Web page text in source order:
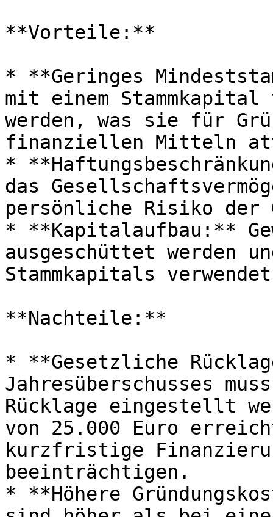
**Vorteile:**
* **Geringes
mit einem
werden, was sie für
finanziellen Mitteln
*
das
persönliche Risiko
* **Kapitalaufbau:**
ausgeschüttet werden
Stammkapitals
**Nachteile:**
* **Gesetzliche
Jahresüberschusses
Rücklage eingestellt
von 25.000 Euro
kurzfristige
beeinträchtigen.
* **Höhere